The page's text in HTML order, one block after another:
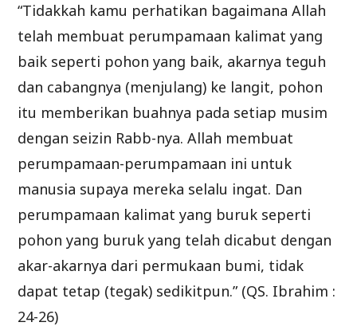
“Tidakkah kamu perhatikan bagaimana Allah
telah membuat perumpamaan kalimat yang
baik seperti pohon yang baik, akarnya teguh
dan cabangnya (menjulang) ke langit, pohon
itu memberikan buahnya pada setiap musim
dengan seizin Rabb-nya. Allah membuat
perumpamaan-perumpamaan ini untuk
manusia supaya mereka selalu ingat. Dan
perumpamaan kalimat yang buruk seperti
pohon yang buruk yang telah dicabut dengan
akar-akarnya dari permukaan bumi, tidak
dapat tetap (tegak) sedikitpun.” (QS. Ibrahim :
24-26)